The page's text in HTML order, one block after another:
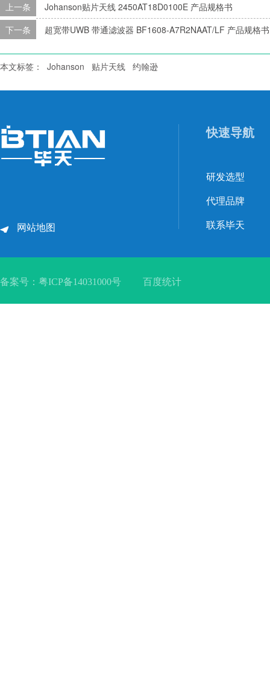
上一条
Johanson贴片天线 2450AT18D0100E 产品规格书
下一条
超宽带UWB 带通滤波器 BF1608-A7R2NAAT/LF 产品规格书
本文标签： Johanson 贴片天线 约翰逊
网站地图
快速导航
研发选型
代理品牌
联系毕天
备案号： 粤ICP备14031000号 百度统计